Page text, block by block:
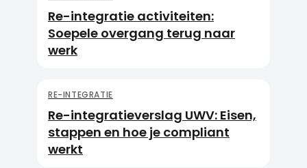
Re-integratie activiteiten:
Soepele overgang terug naar
werk
RE-INTEGRATIE
Re-integratieverslag UWV: Eisen,
stappen en hoe je compliant
werkt